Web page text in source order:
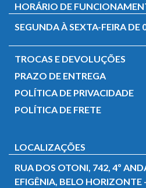
HORÁRIO DE
SEGUNDA À SEXTA-FEIRA DE
TROCAS E DEVOLUÇÕES
PRAZO DE ENTREGA
POLÍTICA DE PRIVACIDADE
POLÍTICA DE FRETE
LOCALIZAÇÕES
RUA DOS OTONI, 742, 4º
EFIGÊNIA, BELO